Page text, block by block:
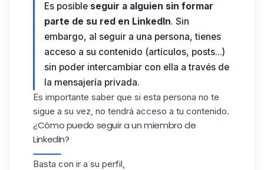
Es posible seguir a alguien sin formar
parte de su red en LinkedIn. Sin
embargo, al seguir a una persona, tienes
acceso a su contenido (artículos, posts...)
sin poder intercambiar con ella a través de
la mensajería privada.
Es importante saber que si esta persona no te
sigue a su vez, no tendrá acceso a tu contenido.
¿Cómo puedo seguir a un miembro de
LinkedIn?
Basta con ir a su perfil,